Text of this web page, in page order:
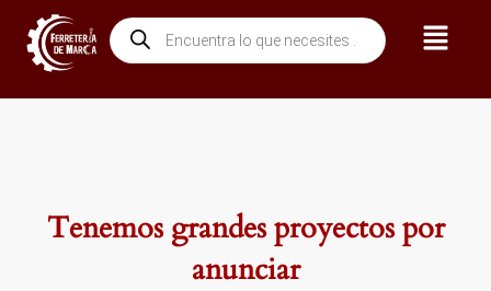
contenido
Búsqueda
de
productos
Menú
Tenemos grandes proyectos por
anunciar